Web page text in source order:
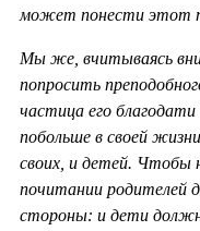
может понести этот
Мы же, вчитываясь
попросить
частица его
побольше в своей
своих, и детей. Чтобы
почитании родителей
стороны: и дети